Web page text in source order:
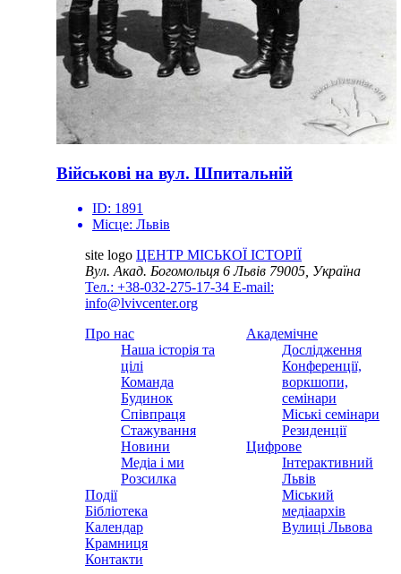
Військові на вул. Шпитальній
ID: 1891
Місце: Львів
site logo ЦЕНТР МІСЬКОЇ ІСТОРІЇ
Вул. Акад. Богомольця 6Львів 79005, Україна
Тел.: +38-032-275-17-34 E-mail:
info@lvivcenter.org
Про нас
Наша історія та
цілі
Команда
Будинок
Співпраця
Стажування
Новини
Медіа і ми
Розсилка
Події
Бібліотека
Календар
Крамниця
Контакти
Академічне
Дослідження
Конференції,
воркшопи,
семінари
Міські семінари
Резиденції
Цифрове
Інтерактивний
Львів
Міський
медіаархів
Вулиці Львова